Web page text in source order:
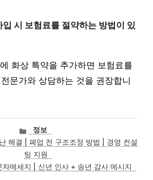
시 보험료를 절약하는 방법이 있
화상 특약을 추가하면 보험료를
문가와 상담하는 것을 권장합니
카
테
고
리
정보
해결 | 폐업 전 구조조정 방법 | 경영 컨설
팅 지원
자메세지 | 신년 인사 + 송년 감사 메시지